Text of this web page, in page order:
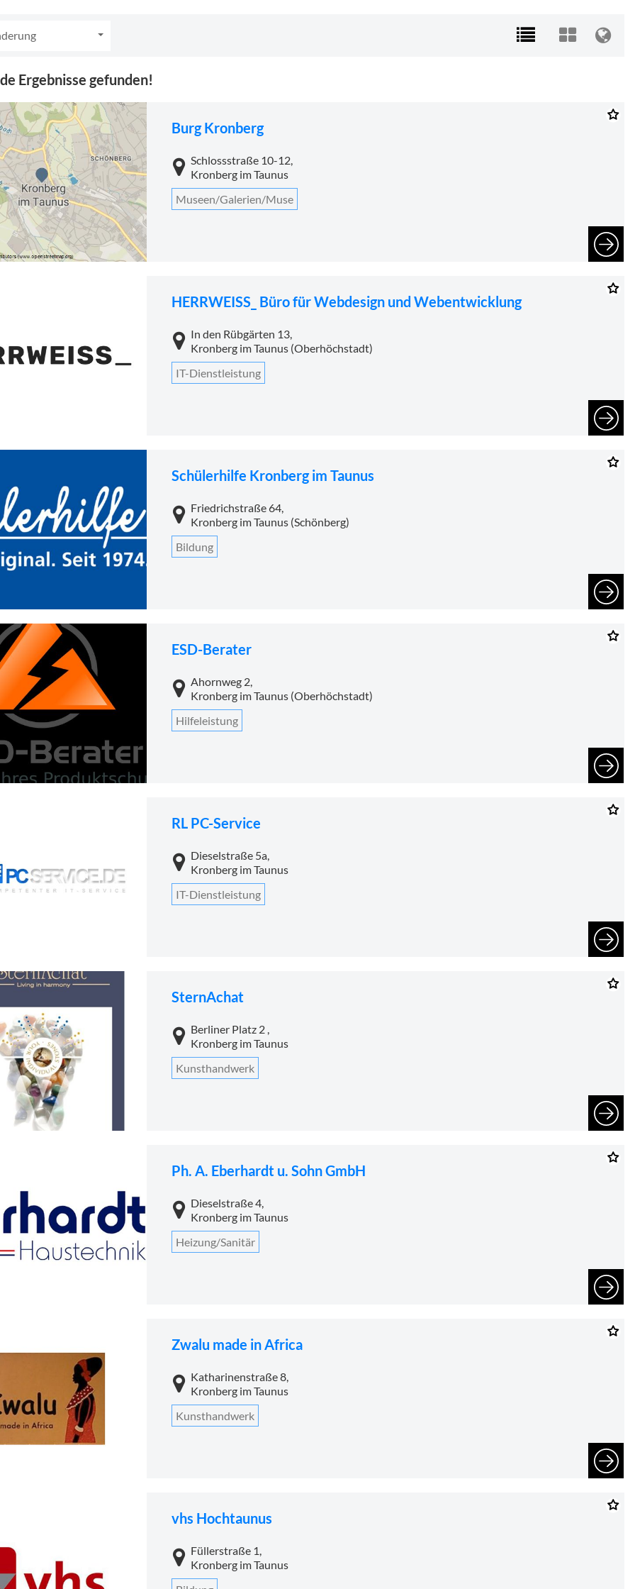
Ergebnisse gefunden!
Burg Kronberg
Schlossstraße 10-12,
Kronberg im Taunus
Museen/Galerien/Muse
HERRWEISS_ Büro für Webdesign und Webentwicklung
In den Rübgärten 13,
Kronberg im Taunus (Oberhöchstadt)
IT-Dienstleistung
Schülerhilfe Kronberg im Taunus
Friedrichstraße 64,
Kronberg im Taunus (Schönberg)
Bildung
ESD-Berater
Ahornweg 2,
Kronberg im Taunus (Oberhöchstadt)
Hilfeleistung
RL PC-Service
Dieselstraße 5a,
Kronberg im Taunus
IT-Dienstleistung
SternAchat
Berliner Platz 2 ,
Kronberg im Taunus
Kunsthandwerk
Ph. A. Eberhardt u. Sohn GmbH
Dieselstraße 4,
Kronberg im Taunus
Heizung/Sanitär
Zwalu made in Africa
Katharinenstraße 8,
Kronberg im Taunus
Kunsthandwerk
vhs Hochtaunus
Füllerstraße 1,
Kronberg im Taunus